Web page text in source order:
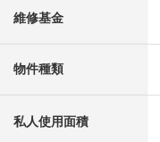
維修基金
物件種類
私人使用面積